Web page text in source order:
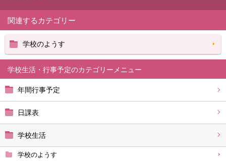
学校生活・行事予定
年間行事予定
日課表
学校生活
学校のようす
関連するカテゴリー
学校のようす